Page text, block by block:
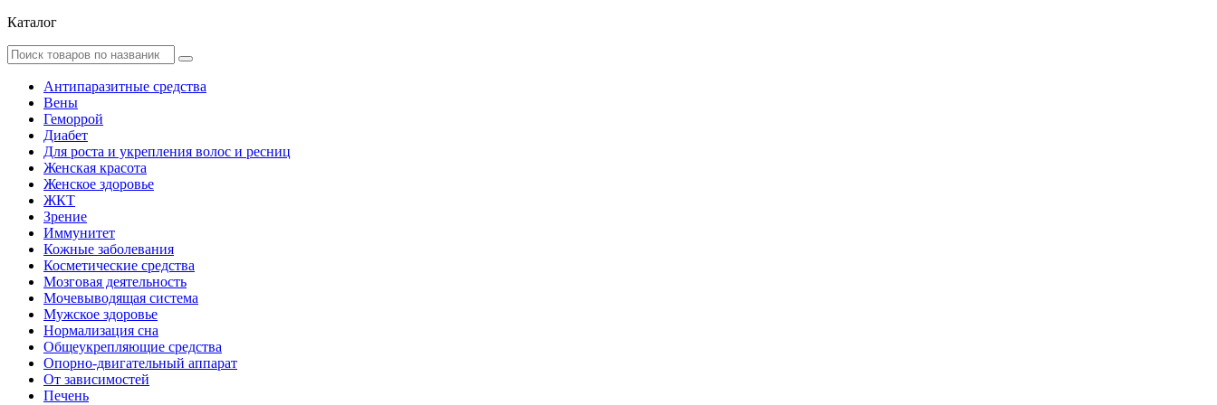
Каталог
Антипаразитные средства
Вены
Геморрой
Диабет
Для роста и укрепления волос и ресниц
Женская красота
Женское здоровье
ЖКТ
Зрение
Иммунитет
Кожные заболевания
Косметические средства
Мозговая деятельность
Мочевыводящая система
Мужское здоровье
Нормализация сна
Общеукрепляющие средства
Опорно-двигательный аппарат
От зависимостей
Печень